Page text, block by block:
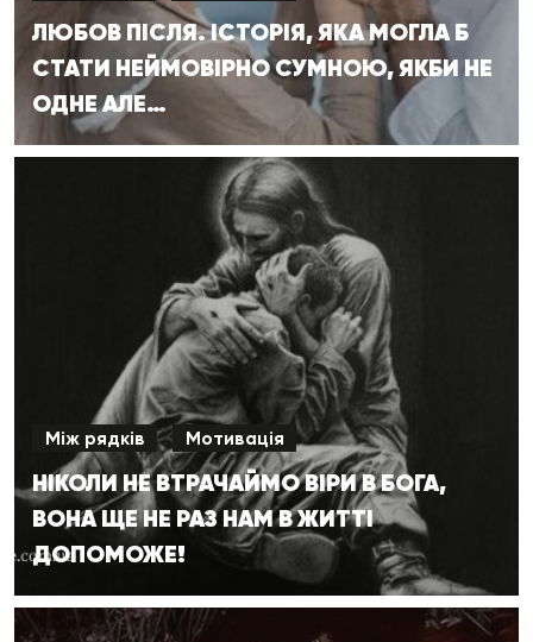
ЛЮБОВ ПІСЛЯ. ІСТОРІЯ, ЯКА МОГЛА Б
СТАТИ НЕЙМОВІРНО СУМНОЮ, ЯКБИ НЕ
ОДНЕ АЛЕ…
Між рядків Мотивація
НІКОЛИ НЕ ВТРАЧАЙМО ВІРИ В БОГА,
ВОНА ЩЕ НЕ РАЗ НАМ В ЖИТТІ
ДОПОМОЖЕ!